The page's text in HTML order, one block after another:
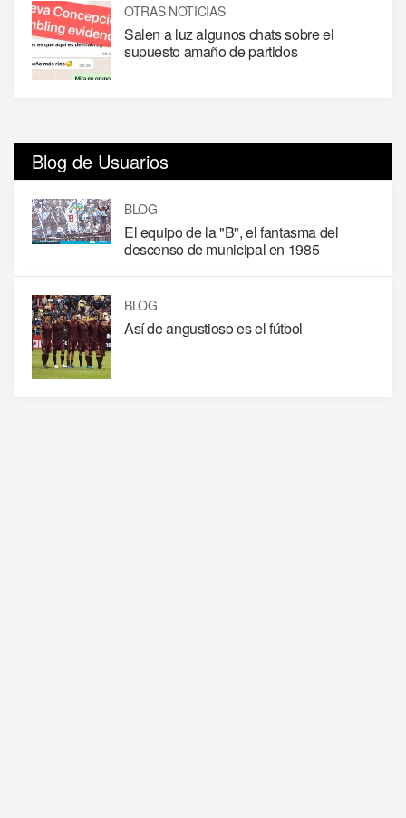
OTRAS NOTICIAS
Salen a luz algunos chats sobre el
supuesto amaño de partidos
Blog de Usuarios
BLOG
El equipo de la "B", el fantasma del
descenso de municipal en 1985
BLOG
Así de angustioso es el fútbol